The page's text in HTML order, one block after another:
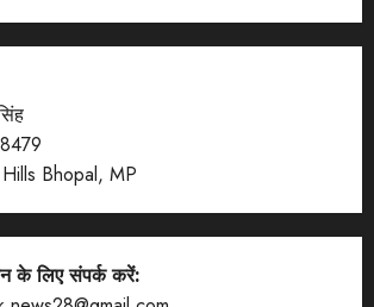
Hills Bhopal, MP
के लिए संपर्क करें: